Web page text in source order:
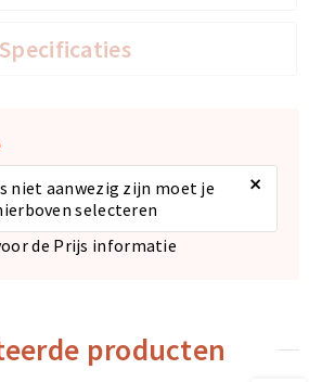
Specificaties
niet aanwezig zijn moet je
selecteren
×
de Prijs informatie
producten